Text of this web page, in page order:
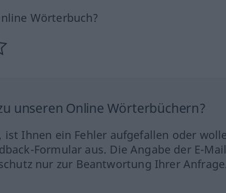
Wörterbuch?
unseren Online Wörterbüchern?
ist Ihnen ein Fehler aufgefallen oder
Formular aus. Die Angabe der E-
nur zur Beantwortung Ihrer Anfrage.